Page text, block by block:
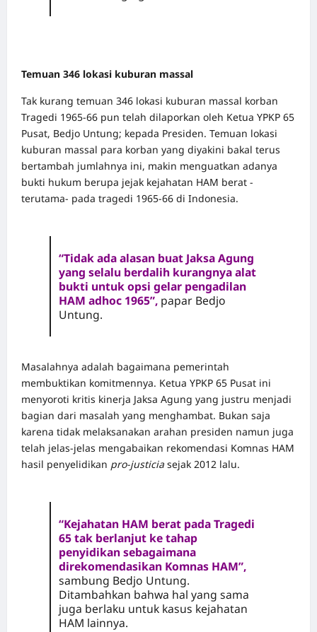
Temuan 346 lokasi kuburan massal
Tak kurang temuan 346 lokasi kuburan massal korban
Tragedi 1965-66 pun telah dilaporkan oleh Ketua YPKP 65
Pusat, Bedjo Untung; kepada Presiden. Temuan lokasi
kuburan massal para korban yang diyakini bakal terus
bertambah jumlahnya ini, makin menguatkan adanya
bukti hukum berupa jejak kejahatan HAM berat -
terutama- pada tragedi 1965-66 di Indonesia.
“Tidak ada alasan buat Jaksa Agung
yang selalu berdalih kurangnya alat
bukti untuk opsi gelar pengadilan
HAM adhoc 1965”,papar Bedjo
Untung.
Masalahnya adalah bagaimana pemerintah
membuktikan komitmennya. Ketua YPKP 65 Pusat ini
menyoroti kritis kinerja Jaksa Agung yang justru menjadi
bagian dari masalah yang menghambat. Bukan saja
karena tidak melaksanakan arahan presiden namun juga
telah jelas-jelas mengabaikan rekomendasi Komnas HAM
hasil penyelidikan pro-justicia sejak 2012 lalu.
“Kejahatan HAM berat pada Tragedi
65 tak berlanjut ke tahap
penyidikan sebagaimana
direkomendasikan Komnas HAM”,
sambung Bedjo Untung.
Ditambahkan bahwa hal yang sama
juga berlaku untuk kasus kejahatan
HAM lainnya.